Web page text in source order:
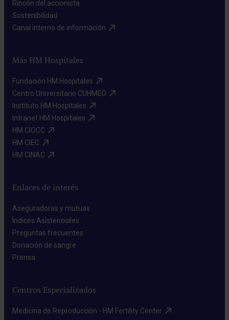
Rincón del accionista​
Sostenibilidad​
Canal interno de información​
Más HM Hospitales
Fundación HM Hospitales​
Centro Universitario CUHMED​
Instituto HM Hospitales​
Intranet HM Hospitales​
HM CIOCC​
HM CIEC​
HM CINAC​
Enlaces de interés
Aseguradoras y mutuas​
Índices Asistenciales​
Preguntas frecuentes​
Donación de sangre​
Prensa​
Centros Especializados
Medicina de Reproducción - HM Fertility Center​